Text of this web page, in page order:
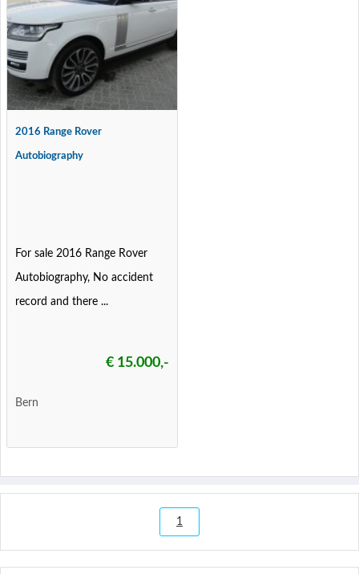
2016 Range Rover
Autobiography
For sale 2016 Range Rover
Autobiography, No accident
record and there ...
€ 15.000,-
Bern
1